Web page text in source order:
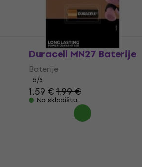
Duracell MN27 Baterije
Baterije
5/5
1,59 €1,99 €
Na skladištu